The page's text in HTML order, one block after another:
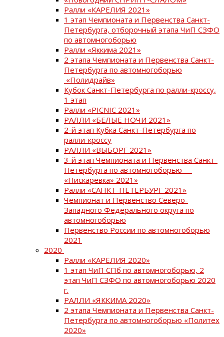
Ралли «КАРЕЛИЯ 2021»
1 этап Чемпионата и Первенства Санкт-
Петербурга, отборочный этапа ЧиП СЗФО
по автомногоборью
Ралли «Яккима 2021»
2 этапа Чемпионата и Первенства Санкт-
Петербурга по автомногоборью
«Полидрайв»
Кубок Санкт-Петербурга по ралли-кроссу,
1 этап
Ралли «PICNIC 2021»
РАЛЛИ «БЕЛЫЕ НОЧИ 2021»
2-й этап Кубка Санкт-Петербурга по
ралли-кроссу
РАЛЛИ «ВЫБОРГ 2021»
3-й этап Чемпионата и Первенства Санкт-
Петербурга по автомногоборью —
«Пискаревка» 2021»
Ралли «САНКТ-ПЕТЕРБУРГ 2021»
Чемпионат и Первенство Северо-
Западного Федерального округа по
автомногоборью
Первенство России по автомногоборью
2021
2020
Ралли «КАРЕЛИЯ 2020»
1 этап ЧиП СПб по автомногоборью, 2
этап ЧиП СЗФО по автомногоборью 2020
г.
РАЛЛИ «ЯККИМА 2020»
2 этапа Чемпионата и Первенства Санкт-
Петербурга по автомногоборью «Политех
2020»